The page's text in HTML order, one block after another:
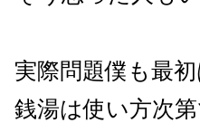
実際問題僕も最
銭湯は使い方次